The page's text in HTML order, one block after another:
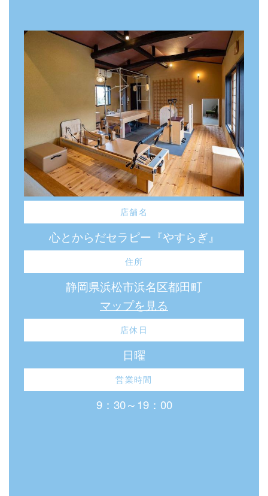
店舗名
心とからだセラピー『やすらぎ』
住所
静岡県浜松市浜名区都田町
マップを見る
店休日
日曜
営業時間
9：30～19：00